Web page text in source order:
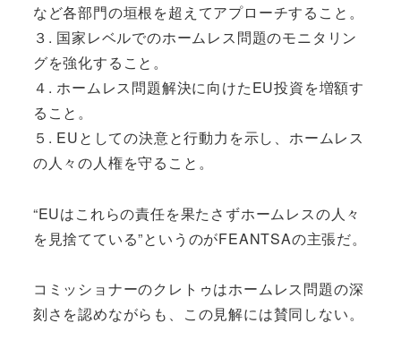
など各部門の垣根を超えてアプローチすること。
３. 国家レベルでのホームレス問題のモニタリン
グを強化すること。
４. ホームレス問題解決に向けたEU投資を増額す
ること。
５. EUとしての決意と行動力を示し、ホームレス
の人々の人権を守ること。
“EUはこれらの責任を果たさずホームレスの人々
を見捨てている”というのがFEANTSAの主張だ。
コミッショナーのクレトゥはホームレス問題の深
刻さを認めながらも、この見解には賛同しない。